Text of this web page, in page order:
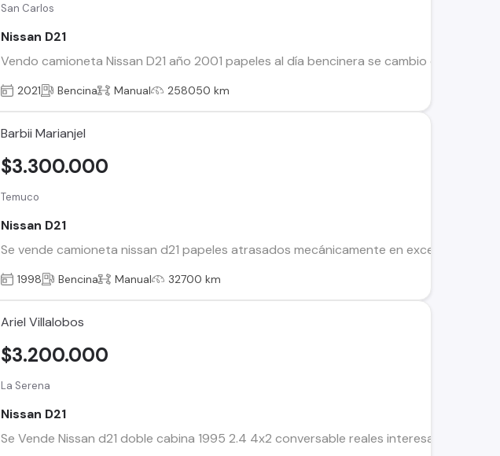
San Carlos
Nissan D21
Vendo camioneta Nissan D21 año 2001 papeles al día bencinera se cambio cadena
2021 Bencina Manual 258050 km
Barbii Marianjel
Temuco
Nissan D21
Se vende camioneta nissan d21 papeles atrasados mecánicamente en excelente
$3.300.000
1998 Bencina Manual 32700 km
Ariel Villalobos
La Serena
Nissan D21
Se Vende Nissan d21 doble cabina 1995 2.4 4x2 conversable reales interesados
$3.200.000